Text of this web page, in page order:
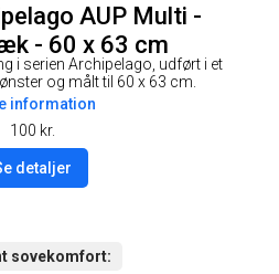
AUP Multi -
- 60 x 63 cm
i serien Archipelago, udført i et
og målt til 60 x 63 cm.
100 kr.
detaljer
information
sovekomfort